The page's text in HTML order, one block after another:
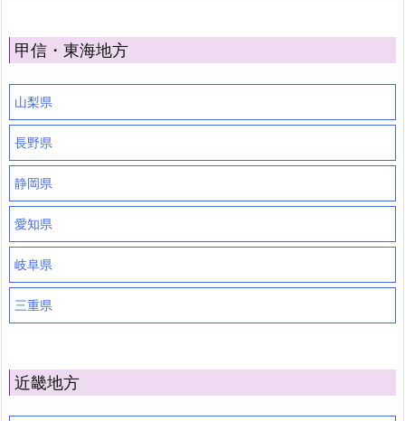
甲信・東海地方
山梨県
長野県
静岡県
愛知県
岐阜県
三重県
近畿地方